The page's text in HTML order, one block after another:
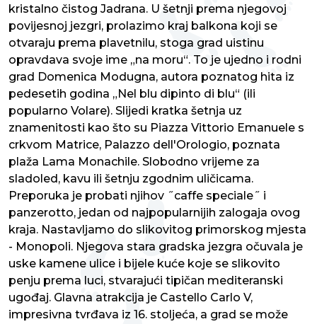
kristalno čistog Jadrana. U šetnji prema njegovoj
povijesnoj jezgri, prolazimo kraj balkona koji se
otvaraju prema plavetnilu, stoga grad uistinu
opravdava svoje ime „na moru“. To je ujedno i rodni
grad Domenica Modugna, autora poznatog hita iz
pedesetih godina „Nel blu dipinto di blu“ (ili
popularno Volare). Slijedi kratka šetnja uz
znamenitosti kao što su Piazza Vittorio Emanuele s
crkvom Matrice, Palazzo dell'Orologio, poznata
plaža Lama Monachile. Slobodno vrijeme za
sladoled, kavu ili šetnju zgodnim uličicama.
Preporuka je probati njihov ˝caffe speciale˝ i
panzerotto, jedan od najpopularnijih zalogaja ovog
kraja. Nastavljamo do slikovitog primorskog mjesta
- Monopoli. Njegova stara gradska jezgra očuvala je
uske kamene ulice i bijele kuće koje se slikovito
penju prema luci, stvarajući tipičan mediteranski
ugođaj. Glavna atrakcija je Castello Carlo V,
impresivna tvrđava iz 16. stoljeća, a grad se može